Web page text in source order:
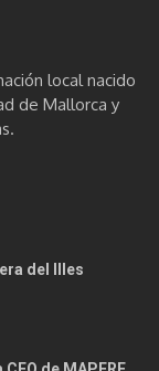
local nacido
de Mallorca y
del Illes